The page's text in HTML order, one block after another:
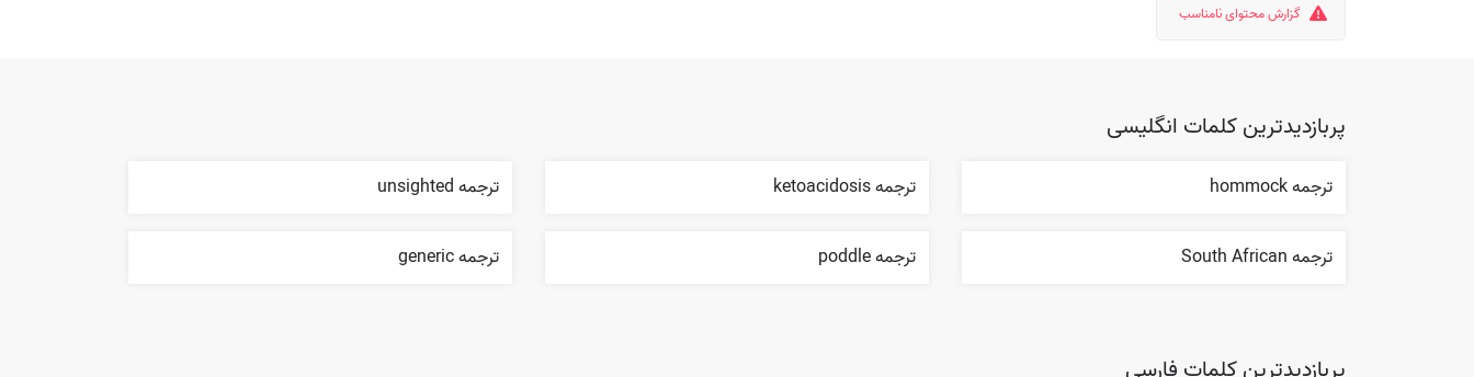
گزارش محتوای نامناسب
پربازدیدترین کلمات انگلیسی
ترجمه hommock ترجمه ketoacidosis ترجمه unsighted
ترجمه South African ترجمه poddle ترجمه generic